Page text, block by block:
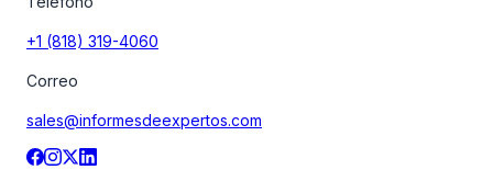
+1 (818) 319-4060
Correo
sales@informesdeexpertos.com